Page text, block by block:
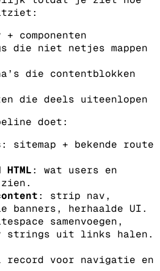
componenten
die niet netjes mappen
die contentblokken
die deels uiteenlopen
doet:
: sitemap + bekende route
: wat users en
: strip nav,
banners, herhaalde UI.
samenvoegen,
strings uit links halen.
record voor navigatie en